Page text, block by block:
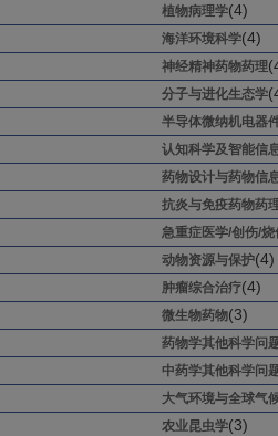
植物病理学(4)
海洋环境科学(4)
神经精神药物药理
分子与进化生态学
半导体微纳机电器
认知科学及智能信
药物设计与药物信
抗炎与免疫药物药
急重症医学/创伤/烧
动物资源与保护(4)
肿瘤综合治疗(4)
微生物药物(3)
药物学其他科学问
中药学其他科学问
大气环境与全球气
农业昆虫学(3)